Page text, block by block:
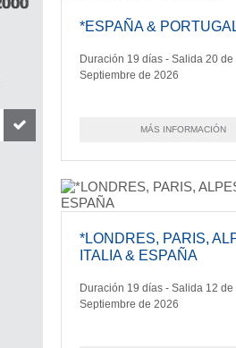
*ESPAÑA &
Duración 19 días - Salida 20 de
Septiembre de 2026
MÁS INFORMACIÓN
*LONDRES, PARIS,
ITALIA & ESPAÑA
Duración 19 días - Salida 12 de
Septiembre de 2026